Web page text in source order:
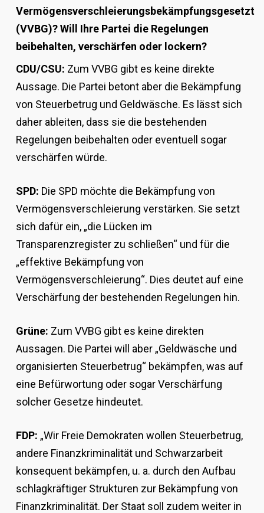
Vermögensverschleierungsbekämpfungsgesetzt
(VVBG)? Will Ihre Partei die Regelungen
beibehalten, verschärfen oder lockern?
CDU/CSU: Zum VVBG gibt es keine direkte
Aussage. Die Partei betont aber die Bekämpfung
von Steuerbetrug und Geldwäsche. Es lässt sich
daher ableiten, dass sie die bestehenden
Regelungen beibehalten oder eventuell sogar
verschärfen würde.
SPD: Die SPD möchte die Bekämpfung von
Vermögensverschleierung verstärken. Sie setzt
sich dafür ein, „die Lücken im
Transparenzregister zu schließen“ und für die
„effektive Bekämpfung von
Vermögensverschleierung“. Dies deutet auf eine
Verschärfung der bestehenden Regelungen hin.
Grüne: Zum VVBG gibt es keine direkten
Aussagen. Die Partei will aber „Geldwäsche und
organisierten Steuerbetrug“ bekämpfen, was auf
eine Befürwortung oder sogar Verschärfung
solcher Gesetze hindeutet.
FDP: „Wir Freie Demokraten wollen Steuerbetrug,
andere Finanzkriminalität und Schwarzarbeit
konsequent bekämpfen, u. a. durch den Aufbau
schlagkräftiger Strukturen zur Bekämpfung von
Finanzkriminalität. Der Staat soll zudem weiter in